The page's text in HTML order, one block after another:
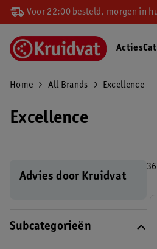
Voor 22:00 besteld, morgen in
Acties
Home All Brands Excellence
Excellence
Advies door Kruidvat
Subcategorieën